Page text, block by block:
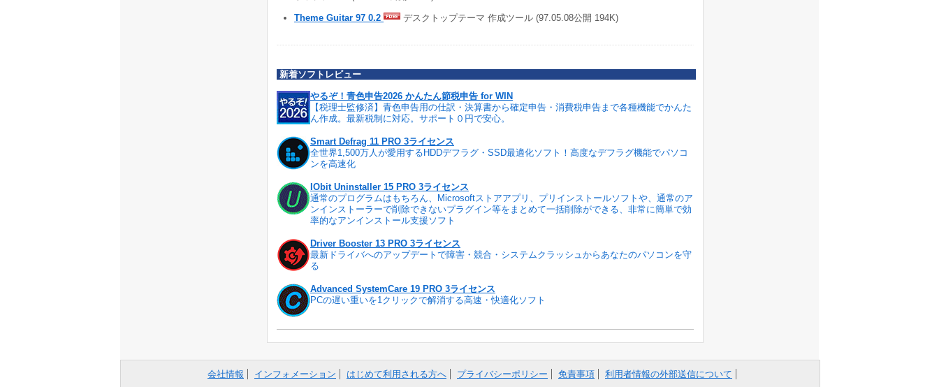
Theme Guitar 97 0.2 デスクトップテーマ 作成ツール (97.05.08公開 194K)
新着ソフトレビュー
やるぞ！青色申告2026 かんたん節税申告 for WIN
【税理士監修済】青色申告用の仕訳・決算書から確定申告・消費税申告まで各種機能でかんた
ん作成。最新税制に対応。サポート０円で安心。
Smart Defrag 11 PRO 3ライセンス
全世界1,500万人が愛用するHDDデフラグ・SSD最適化ソフト！高度なデフラグ機能でパソコ
ンを高速化
IObit Uninstaller 15 PRO 3ライセンス
通常のプログラムはもちろん、Microsoftストアアプリ、プリインストールソフトや、通常のア
ンインストーラーで削除できないプラグイン等をまとめて一括削除ができる、非常に簡単で効
率的なアンインストール支援ソフト
Driver Booster 13 PRO 3ライセンス
最新ドライバへのアップデートで障害・競合・システムクラッシュからあなたのパソコンを守
る
Advanced SystemCare 19 PRO 3ライセンス
PCの遅い重いを1クリックで解消する高速・快適化ソフト
会社情報 インフォメーション はじめて利用される方へ プライバシーポリシー 免責事項 利用者情報の外部送信について